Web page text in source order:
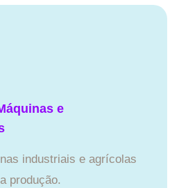
e
industriais e agrícolas
produção.